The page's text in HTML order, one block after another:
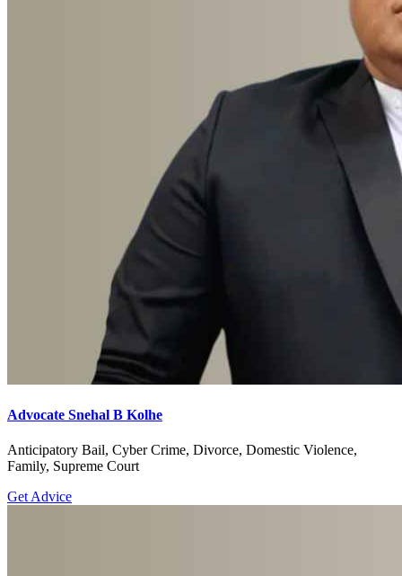
Advocate Snehal B Kolhe
Anticipatory Bail, Cyber Crime, Divorce, Domestic Violence,
Family, Supreme Court
Get Advice